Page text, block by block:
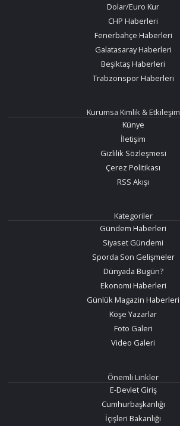
Dolar/Euro Kur
CHP Haberleri
Fenerbahçe Haberleri
Galatasaray Haberleri
Beşiktaş Haberleri
Trabzonspor Haberleri
Kurumsa Kimlik & Etkileşim
Künye
İletişim
Gizlilik Sözleşmesi
Çerez Politikası
RSS Akışı
Kategoriler
Gündem Haberleri
Siyaset Gündemi
Sporda Son Gelişmeler
Dünyada Bugün?
Ekonomi Haberleri
Günlük Magazin Haberleri
Köşe Yazarlar
Foto Galeri
Video Galeri
Önemli Linkler
E-Devlet Giriş
Cumhurbaşkanlığı
İçişleri Bakanlığı